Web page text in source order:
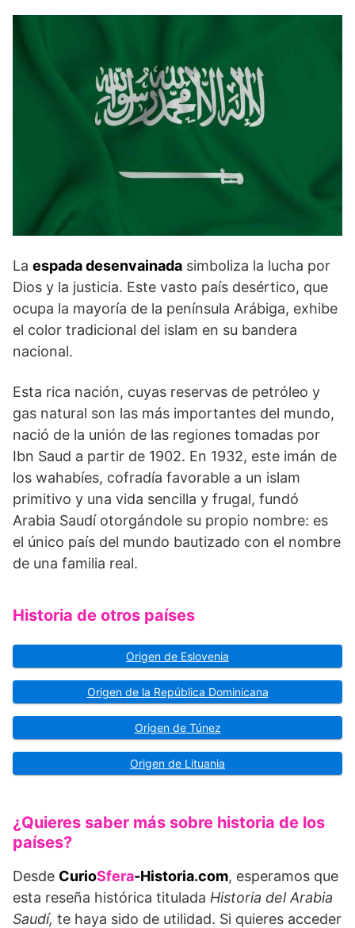
La espada desenvainada simboliza la lucha por
Dios y la justicia. Este vasto país desértico, que
ocupa la mayoría de la península Arábiga, exhibe
el color tradicional del islam en su bandera
nacional.
Esta rica nación, cuyas reservas de petróleo y
gas natural son las más importantes del mundo,
nació de la unión de las regiones tomadas por
Ibn Saud a partir de 1902. En 1932, este imán de
los wahabíes, cofradía favorable a un islam
primitivo y una vida sencilla y frugal, fundó
Arabia Saudí otorgándole su propio nombre: es
el único país del mundo bautizado con el nombre
de una familia real.
Historia de otros países
Origen de Eslovenia
Origen de la República Dominicana
Origen de Túnez
Origen de Lituania
¿Quieres saber más sobre historia de los
países?
Desde CurioSfera-Historia.com, esperamos que
esta reseña histórica titulada Historia del Arabia
Saudí, te haya sido de utilidad. Si quieres acceder